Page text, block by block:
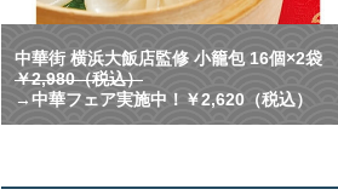
中華街 横浜大飯店監修 小籠包 16個×2袋
￥2,980（税込）
→中華フェア実施中！￥2,620（税込）